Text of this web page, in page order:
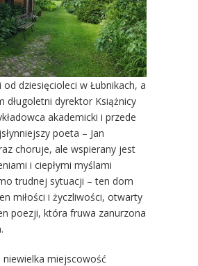
dziesięcioleci w Łubnikach, a
długoletni dyrektor Książnicy
akademicki i przede
poeta – Jan
choruje, ale wspierany jest
i ciepłymi myślami
trudnej sytuacji – ten dom
miłości i życzliwości, otwarty
poezji, która fruwa zanurzona
niewielka miejscowość